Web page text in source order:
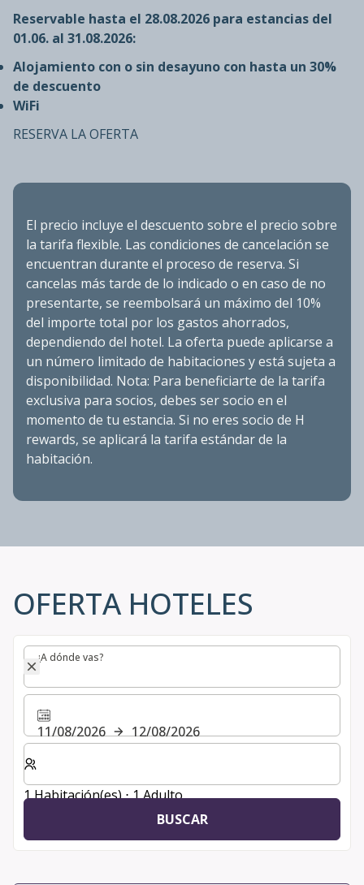
Reservable hasta el 28.08.2026 para estancias del
01.06. al 31.08.2026:
Alojamiento con o sin desayuno con hasta un 30%
de descuento
WiFi
RESERVA LA OFERTA
El precio incluye el descuento sobre el precio sobre
la tarifa flexible. Las condiciones de cancelación se
encuentran durante el proceso de reserva. Si
cancelas más tarde de lo indicado o en caso de no
presentarte, se reembolsará un máximo del 10%
del importe total por los gastos ahorrados,
dependiendo del hotel. La oferta puede aplicarse a
un número limitado de habitaciones y está sujeta a
disponibilidad. Nota: Para beneficiarte de la tarifa
exclusiva para socios, debes ser socio en el
momento de tu estancia. Si no eres socio de H
rewards, se aplicará la tarifa estándar de la
habitación.
OFERTA HOTELES
¿A dónde vas?
¿A dónde vas?
11/08/2026
12/08/2026
Seleccione el número de habitaciones y huéspedes
1 Habitación(es) ⋅ 1 Adulto
BUSCAR